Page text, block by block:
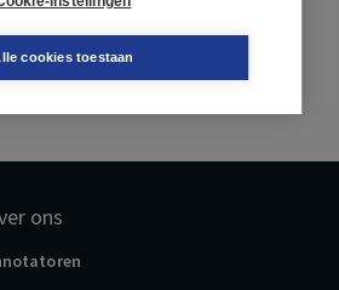
cookies toestaan
ons